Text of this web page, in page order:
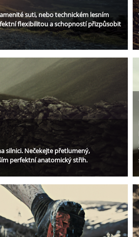
suti, nebo technickém lesním
flexibilitou a schopností přizpůsobit
silnici. Nečekejte přetlumený,
perfektní anatomický střih.